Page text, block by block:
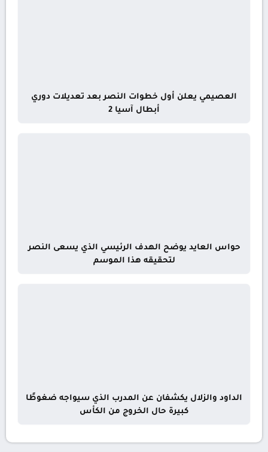
العصيمي يعلن أول خطوات النصر بعد تعديلات دوري
أبطال آسيا 2
حواس العايد يوضح الهدف الرئيسي الذي يسعى النصر
لتحقيقه هذا الموسم
الداود والزلال يكشفان عن المدرب الذي سيواجه ضغوطًا
كبيرة حال الخروج من الكأس